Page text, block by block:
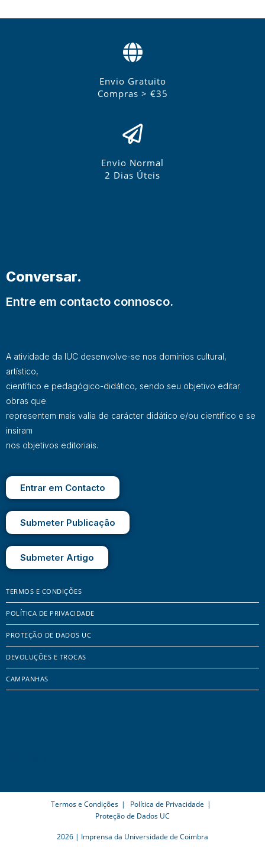
Envio Gratuito
Compras > €35
Envio Normal
2 Dias Úteis
Conversar.
Entre em contacto connosco.
A atividade da IUC desenvolve-se nos domínios cultural,
artístico,
científico e pedagógico-didático, sendo seu objetivo editar
obras que
representem mais valia de carácter didático e/ou científico e se
insiram
nos objetivos editoriais.
Entrar em Contacto
Submeter Publicação
Submeter Artigo
TERMOS E CONDIÇÕES
POLÍTICA DE PRIVACIDADE
PROTEÇÃO DE DADOS UC
DEVOLUÇÕES E TROCAS
CAMPANHAS
Termos e Condições
Política de Privacidade
Proteção de Dados UC
2026 | Imprensa da Universidade de Coimbra